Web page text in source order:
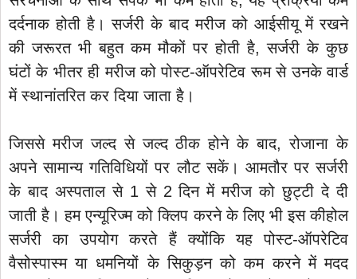
दर्दनाक होती है। सर्जरी के बाद मरीज को आईसीयू में रखने
की जरूरत भी बहुत कम मौकों पर होती है, सर्जरी के कुछ
घंटों के भीतर ही मरीज को पोस्ट-ऑपरेटिव रूम से उनके वार्ड
में स्थानांतरित कर दिया जाता है।
जिससे मरीज जल्द से जल्द ठीक होने के बाद, रोजाना के
अपने सामान्य गतिविधियों पर लौट सकें। आमतौर पर सर्जरी
के बाद अस्पताल से 1 से 2 दिन में मरीज को छुट्टी दे दी
जाती है। हम एन्यूरिज्म को क्लिप करने के लिए भी इस कीहोल
सर्जरी का उपयोग करते हैं क्योंकि यह पोस्ट-ऑपरेटिव
वैसोस्पास्म या धमनियों के सिकुड़न को कम करने में मदद